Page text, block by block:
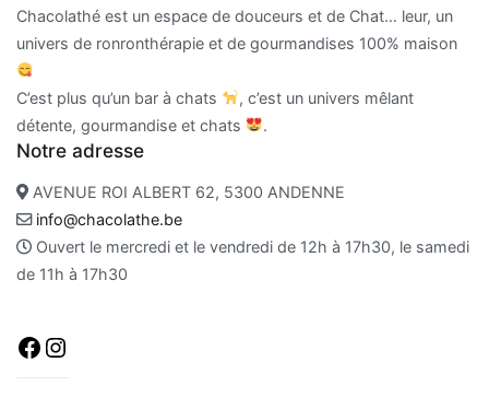
Chacolathé est un espace de douceurs et de Chat… leur, un
univers de ronronthérapie et de gourmandises 100% maison
C’est plus qu’un bar à chats
, c’est un univers mêlant
détente, gourmandise et chats
.
Notre adresse
AVENUE ROI ALBERT 62, 5300 ANDENNE
info@chacolathe.be
Ouvert le mercredi et le vendredi de 12h à 17h30, le samedi
de 11h à 17h30